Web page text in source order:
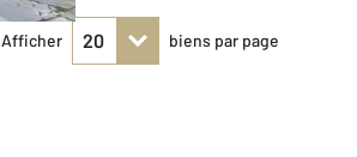
Afficher biens par page